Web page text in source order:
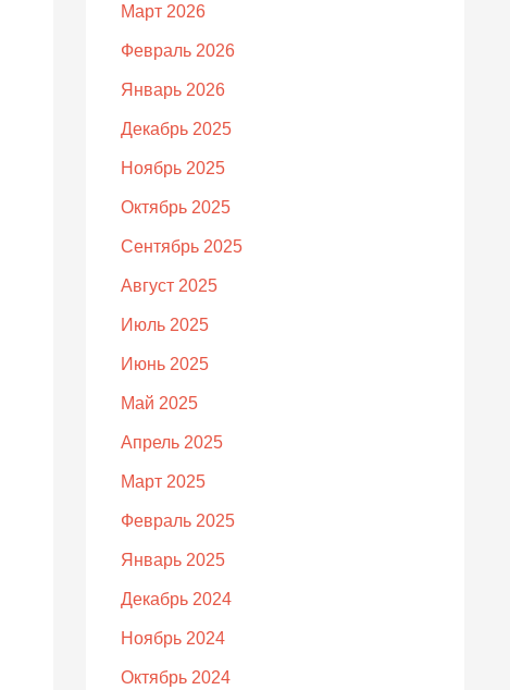
Март 2026
Февраль 2026
Январь 2026
Декабрь 2025
Ноябрь 2025
Октябрь 2025
Сентябрь 2025
Август 2025
Июль 2025
Июнь 2025
Май 2025
Апрель 2025
Март 2025
Февраль 2025
Январь 2025
Декабрь 2024
Ноябрь 2024
Октябрь 2024